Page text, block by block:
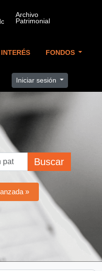
FONDOS
Iniciar sesión
Buscar
»